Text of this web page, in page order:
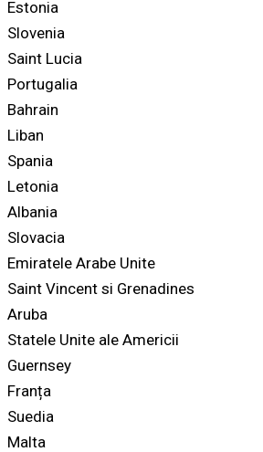
Estonia
Slovenia
Saint Lucia
Portugalia
Bahrain
Liban
Spania
Letonia
Albania
Slovacia
Emiratele Arabe Unite
Saint Vincent si Grenadines
Aruba
Statele Unite ale Americii
Guernsey
Franța
Suedia
Malta